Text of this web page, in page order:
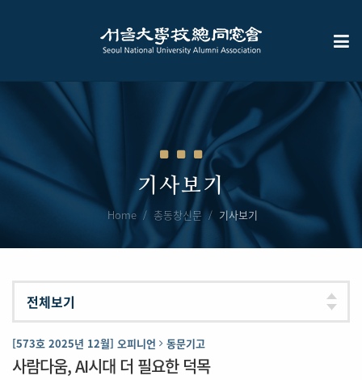
기사보기
Home 총동창신문 기사보기
[573호 2025년 12월] 오피니언 동문기고
사람다움, AI시대 더 필요한 덕목